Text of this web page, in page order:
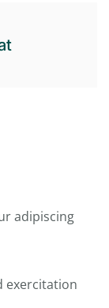
adipiscing
exercitation